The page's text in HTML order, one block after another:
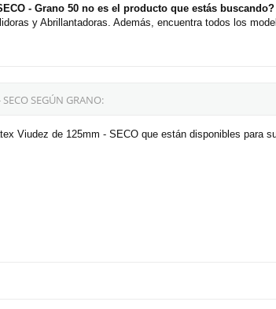
- Grano 50 no es el producto que estás buscando?
y Abrillantadoras. Además, encuentra todos los
SEGÚN GRANO:
Viudez de 125mm - SECO que están disponibles para